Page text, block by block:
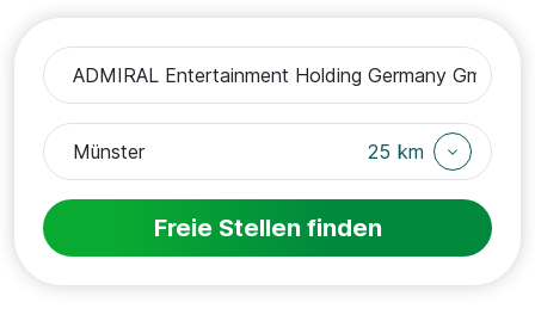
25 km
Freie Stellen finden